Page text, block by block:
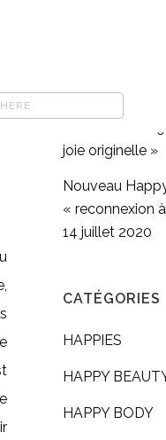
joie originelle »
Nouveau
« reconnexion
14 juillet 2020
CATÉGORIES
HAPPIES
HAPPY
HAPPY BODY